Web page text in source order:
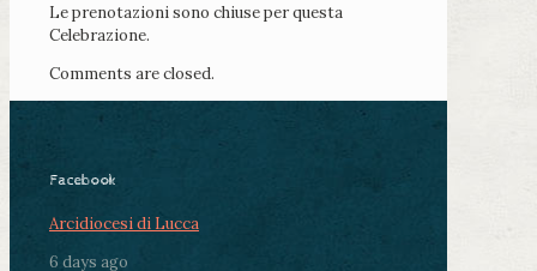
Le prenotazioni sono chiuse per questa
Celebrazione.
Comments are closed.
Facebook
Arcidiocesi di Lucca
6 days ago